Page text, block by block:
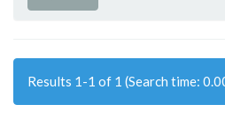
Results 1-1 of 1 (Search time: